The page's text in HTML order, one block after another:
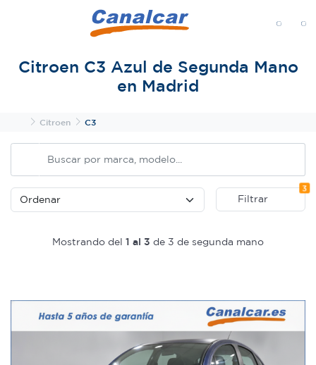
Citroen C3 Azul de Segunda Mano
en Madrid
InicioCitroen C3
Filtrar
3
Mostrando del 1 al 3 de 3 de segunda mano